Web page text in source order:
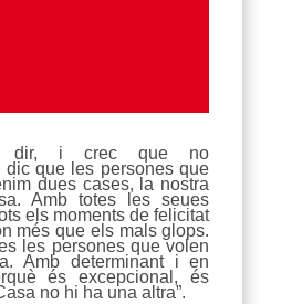
a dir, i crec que no
dic que les persones que
dues cases, la nostra
Amb totes les seues
els moments de felicitat
més que els mals glops.
les persones que volen
Amb determinant i en
és excepcional, és
no hi ha una altra”.